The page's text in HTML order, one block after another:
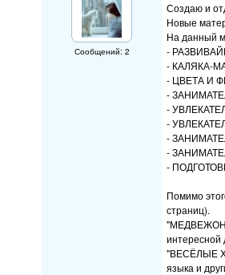
Сообщений: 2
Создаю и
Новые
На данный
-
- КАЛЯКА-
- ЦВЕТА И
-
-
-
-
-
-
Помимо
страниц).
"ВЕСЁЛЫЕ
языка и